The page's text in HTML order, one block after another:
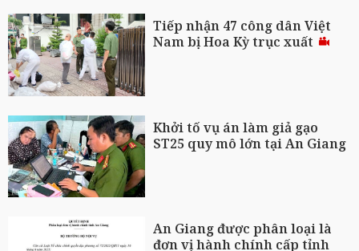
Tiếp nhận 47 công dân Việt
Nam bị Hoa Kỳ trục xuất
Khởi tố vụ án làm giả gạo
ST25 quy mô lớn tại An Giang
An Giang được phân loại là
đơn vị hành chính cấp tỉnh